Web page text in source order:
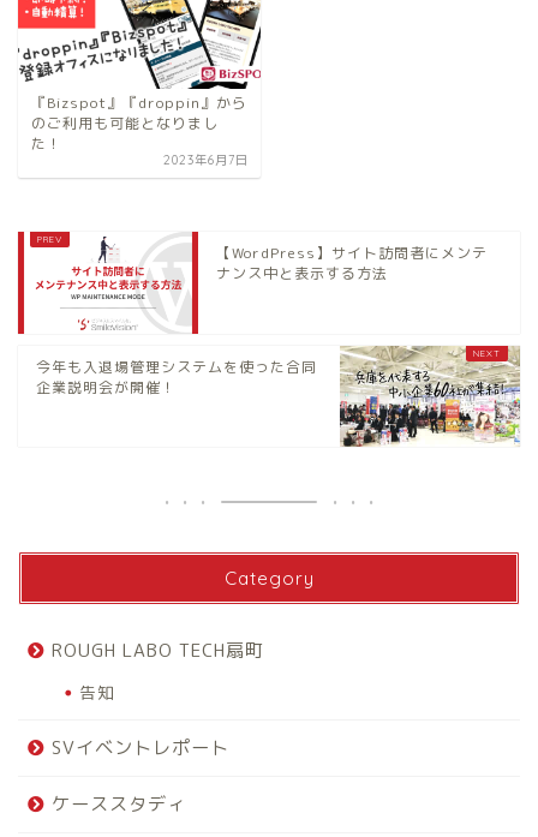
『Bizspot』『droppin』から
のご利用も可能となりまし
た！
2023年6月7日
【WordPress】サイト訪問者にメンテ
ナンス中と表示する方法
今年も入退場管理システムを使った合同
企業説明会が開催！
Category
ROUGH LABO TECH扇町
告知
SVイベントレポート
ケーススタディ